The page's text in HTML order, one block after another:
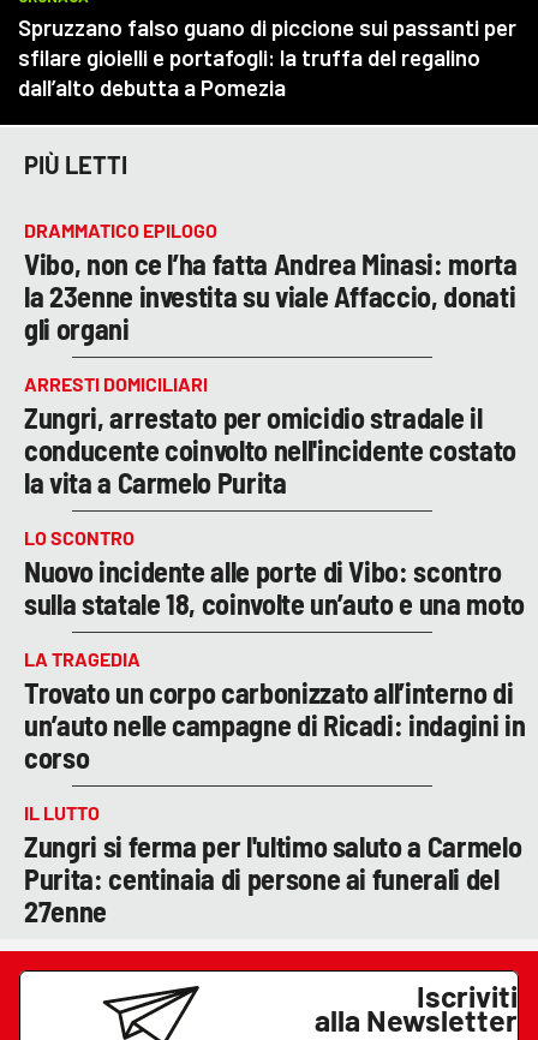
PIÙ LETTI
DRAMMATICO EPILOGO
Vibo, non ce l’ha fatta Andrea Minasi: morta
la 23enne investita su viale Affaccio, donati
gli organi
ARRESTI DOMICILIARI
Zungri, arrestato per omicidio stradale il
conducente coinvolto nell'incidente costato
la vita a Carmelo Purita
LO SCONTRO
Nuovo incidente alle porte di Vibo: scontro
sulla statale 18, coinvolte un’auto e una moto
LA TRAGEDIA
Trovato un corpo carbonizzato all’interno di
un’auto nelle campagne di Ricadi: indagini in
corso
IL LUTTO
Zungri si ferma per l'ultimo saluto a Carmelo
Purita: centinaia di persone ai funerali del
27enne
Iscriviti
alla Newsletter